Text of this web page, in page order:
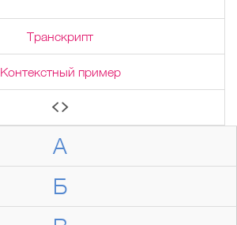
А
Б
Транскрипт
Контекстный пример